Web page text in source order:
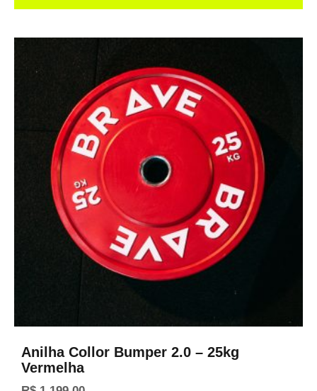
Anilha Collor Bumper 2.0 – 25kg
Vermelha